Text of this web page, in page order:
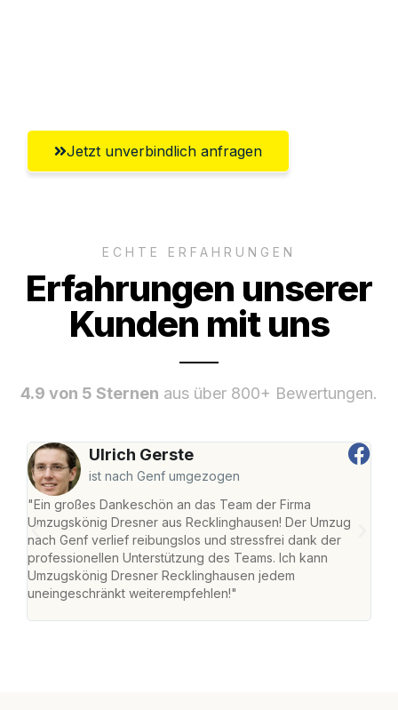
Jetzt unverbindlich anfragen
ECHTE ERFAHRUNGEN
Erfahrungen unserer
Kunden mit uns
4.9 von 5 Sternen aus über 800+ Bewertungen.
Ulrich Gerste
ist nach Genf umgezogen
"Ein großes Dankeschön an das Team der Firma
Umzugskönig Dresner aus Recklinghausen! Der Umzug
nach Genf verlief reibungslos und stressfrei dank der
professionellen Unterstützung des Teams. Ich kann
Umzugskönig Dresner Recklinghausen jedem
uneingeschränkt weiterempfehlen!"